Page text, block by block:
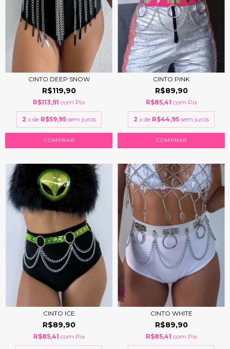
CINTO DEEP SNOW
R$119,90
R$113,91 com Pix
2 x de R$59,95 sem juros
COMPRAR
CINTO PINK
R$89,90
R$85,41 com Pix
2 x de R$44,95 sem juros
COMPRAR
CINTO ICE
R$89,90
R$85,41 com Pix
CINTO WHITE
R$89,90
R$85,41 com Pix